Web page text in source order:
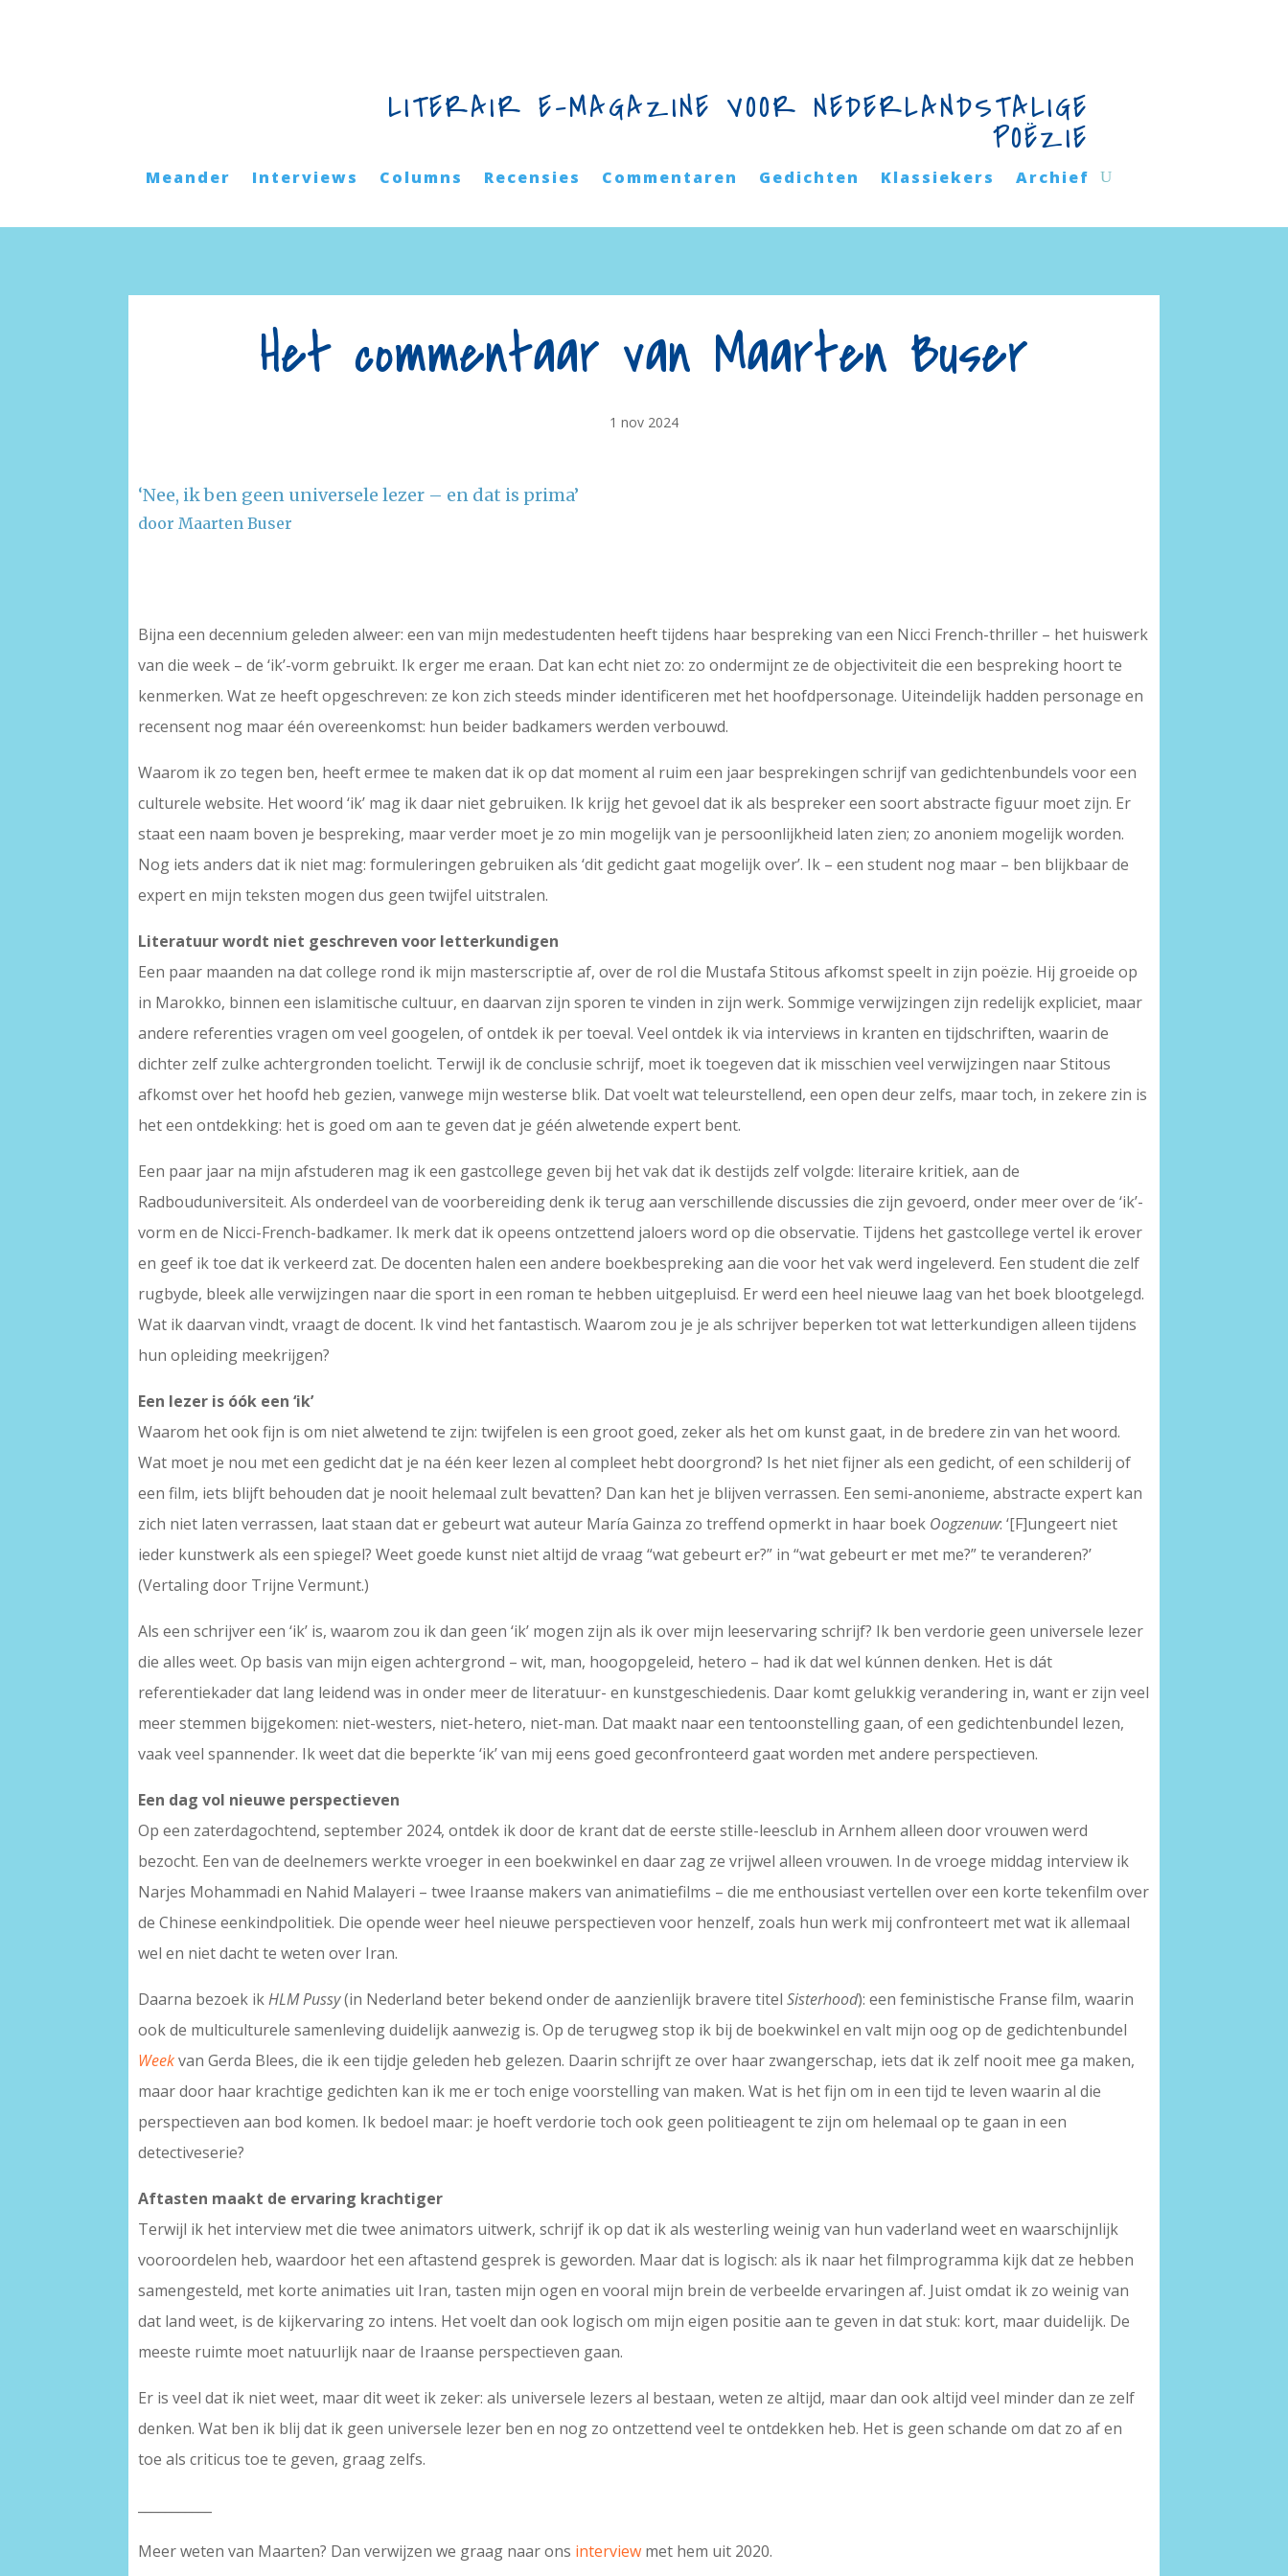
LITERAIR E-MAGAZINE VOOR NEDERLANDSTALIGE
POËZIE
Meander Interviews Columns Recensies Commentaren Gedichten Klassiekers Archief
Het commentaar van Maarten Buser
1 nov 2024
‘Nee, ik ben geen universele lezer – en dat is prima’
door Maarten Buser
Bijna een decennium geleden alweer: een van mijn medestudenten heeft tijdens haar bespreking van een Nicci French-thriller – het huiswerk
van die week – de ‘ik’-vorm gebruikt. Ik erger me eraan. Dat kan echt niet zo: zo ondermijnt ze de objectiviteit die een bespreking hoort te
kenmerken. Wat ze heeft opgeschreven: ze kon zich steeds minder identificeren met het hoofdpersonage. Uiteindelijk hadden personage en
recensent nog maar één overeenkomst: hun beider badkamers werden verbouwd.
Waarom ik zo tegen ben, heeft ermee te maken dat ik op dat moment al ruim een jaar besprekingen schrijf van gedichtenbundels voor een
culturele website. Het woord ‘ik’ mag ik daar niet gebruiken. Ik krijg het gevoel dat ik als bespreker een soort abstracte figuur moet zijn. Er
staat een naam boven je bespreking, maar verder moet je zo min mogelijk van je persoonlijkheid laten zien; zo anoniem mogelijk worden.
Nog iets anders dat ik niet mag: formuleringen gebruiken als ‘dit gedicht gaat mogelijk over’. Ik – een student nog maar – ben blijkbaar de
expert en mijn teksten mogen dus geen twijfel uitstralen.
Literatuur wordt niet geschreven voor letterkundigen
Een paar maanden na dat college rond ik mijn masterscriptie af, over de rol die Mustafa Stitous afkomst speelt in zijn poëzie. Hij groeide op
in Marokko, binnen een islamitische cultuur, en daarvan zijn sporen te vinden in zijn werk. Sommige verwijzingen zijn redelijk expliciet, maar
andere referenties vragen om veel googelen, of ontdek ik per toeval. Veel ontdek ik via interviews in kranten en tijdschriften, waarin de
dichter zelf zulke achtergronden toelicht. Terwijl ik de conclusie schrijf, moet ik toegeven dat ik misschien veel verwijzingen naar Stitous
afkomst over het hoofd heb gezien, vanwege mijn westerse blik. Dat voelt wat teleurstellend, een open deur zelfs, maar toch, in zekere zin is
het een ontdekking: het is goed om aan te geven dat je géén alwetende expert bent.
Een paar jaar na mijn afstuderen mag ik een gastcollege geven bij het vak dat ik destijds zelf volgde: literaire kritiek, aan de
Radbouduniversiteit. Als onderdeel van de voorbereiding denk ik terug aan verschillende discussies die zijn gevoerd, onder meer over de ‘ik’-
vorm en de Nicci-French-badkamer. Ik merk dat ik opeens ontzettend jaloers word op die observatie. Tijdens het gastcollege vertel ik erover
en geef ik toe dat ik verkeerd zat. De docenten halen een andere boekbespreking aan die voor het vak werd ingeleverd. Een student die zelf
rugbyde, bleek alle verwijzingen naar die sport in een roman te hebben uitgepluisd. Er werd een heel nieuwe laag van het boek blootgelegd.
Wat ik daarvan vindt, vraagt de docent. Ik vind het fantastisch. Waarom zou je je als schrijver beperken tot wat letterkundigen alleen tijdens
hun opleiding meekrijgen?
Een lezer is óók een ‘ik’
Waarom het ook fijn is om niet alwetend te zijn: twijfelen is een groot goed, zeker als het om kunst gaat, in de bredere zin van het woord.
Wat moet je nou met een gedicht dat je na één keer lezen al compleet hebt doorgrond? Is het niet fijner als een gedicht, of een schilderij of
een film, iets blijft behouden dat je nooit helemaal zult bevatten? Dan kan het je blijven verrassen. Een semi-anonieme, abstracte expert kan
zich niet laten verrassen, laat staan dat er gebeurt wat auteur María Gainza zo treffend opmerkt in haar boek Oogzenuw: ‘[F]ungeert niet
ieder kunstwerk als een spiegel? Weet goede kunst niet altijd de vraag “wat gebeurt er?” in “wat gebeurt er met me?” te veranderen?’
(Vertaling door Trijne Vermunt.)
Als een schrijver een ‘ik’ is, waarom zou ik dan geen ‘ik’ mogen zijn als ik over mijn leeservaring schrijf? Ik ben verdorie geen universele lezer
die alles weet. Op basis van mijn eigen achtergrond – wit, man, hoogopgeleid, hetero – had ik dat wel kúnnen denken. Het is dát
referentiekader dat lang leidend was in onder meer de literatuur- en kunstgeschiedenis. Daar komt gelukkig verandering in, want er zijn veel
meer stemmen bijgekomen: niet-westers, niet-hetero, niet-man. Dat maakt naar een tentoonstelling gaan, of een gedichtenbundel lezen,
vaak veel spannender. Ik weet dat die beperkte ‘ik’ van mij eens goed geconfronteerd gaat worden met andere perspectieven.
Een dag vol nieuwe perspectieven
Op een zaterdagochtend, september 2024, ontdek ik door de krant dat de eerste stille-leesclub in Arnhem alleen door vrouwen werd
bezocht. Een van de deelnemers werkte vroeger in een boekwinkel en daar zag ze vrijwel alleen vrouwen. In de vroege middag interview ik
Narjes Mohammadi en Nahid Malayeri – twee Iraanse makers van animatiefilms – die me enthousiast vertellen over een korte tekenfilm over
de Chinese eenkindpolitiek. Die opende weer heel nieuwe perspectieven voor henzelf, zoals hun werk mij confronteert met wat ik allemaal
wel en niet dacht te weten over Iran.
Daarna bezoek ikHLM Pussy(in Nederland beter bekend onder de aanzienlijk bravere titelSisterhood): een feministische Franse film, waarin
ook de multiculturele samenleving duidelijk aanwezig is. Op de terugweg stop ik bij de boekwinkel en valt mijn oog op de gedichtenbundel
Week van Gerda Blees, die ik een tijdje geleden heb gelezen. Daarin schrijft ze over haar zwangerschap, iets dat ik zelf nooit mee ga maken,
maar door haar krachtige gedichten kan ik me er toch enige voorstelling van maken. Wat is het fijn om in een tijd te leven waarin al die
perspectieven aan bod komen. Ik bedoel maar: je hoeft verdorie toch ook geen politieagent te zijn om helemaal op te gaan in een
detectiveserie?
Aftasten maakt de ervaring krachtiger
Terwijl ik het interview met die twee animators uitwerk, schrijf ik op dat ik als westerling weinig van hun vaderland weet en waarschijnlijk
vooroordelen heb, waardoor het een aftastend gesprek is geworden. Maar dat is logisch: als ik naar het filmprogramma kijk dat ze hebben
samengesteld, met korte animaties uit Iran, tasten mijn ogen en vooral mijn brein de verbeelde ervaringen af. Juist omdat ik zo weinig van
dat land weet, is de kijkervaring zo intens. Het voelt dan ook logisch om mijn eigen positie aan te geven in dat stuk: kort, maar duidelijk. De
meeste ruimte moet natuurlijk naar de Iraanse perspectieven gaan.
Er is veel dat ik niet weet, maar dit weet ik zeker: als universele lezers al bestaan, weten ze altijd, maar dan ook altijd veel minder dan ze zelf
denken. Wat ben ik blij dat ik geen universele lezer ben en nog zo ontzettend veel te ontdekken heb. Het is geen schande om dat zo af en
toe als criticus toe te geven, graag zelfs.
Meer weten van Maarten? Dan verwijzen we graag naar ons interview met hem uit 2020.